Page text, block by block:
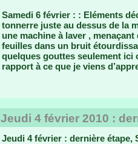
Samedi 6 février : : Eléments
tonnerre juste au dessus de la
une machine à laver ,
feuilles dans un bruit
quelques gouttes seulement
rapport à ce que je viens
Jeudi 4 février 2010 :
Jeudi 4 février : dernière étape,